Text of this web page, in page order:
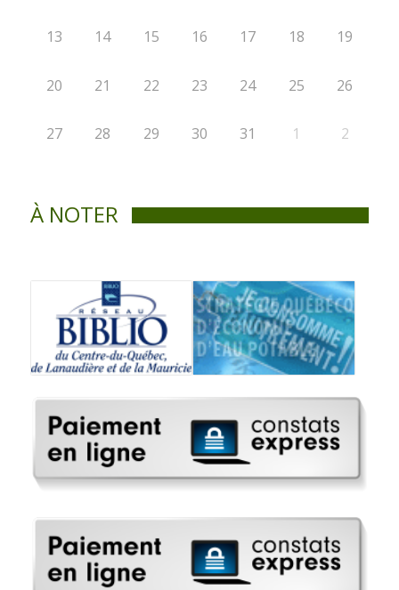
13 14 15 16 17 18 19
20 21 22 23 24 25 26
27 28 29 30 31 1 2
À NOTER